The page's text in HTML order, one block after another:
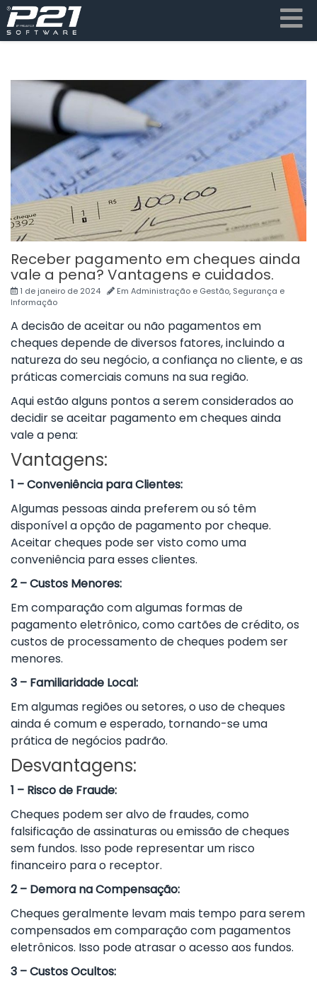
Receber pagamento em cheques ainda
vale a pena? Vantagens e cuidados.
1 de janeiro de 2024 Em Administração e Gestão, Segurança e
Informação
A decisão de aceitar ou não pagamentos em
cheques depende de diversos fatores, incluindo a
natureza do seu negócio, a confiança no cliente, e as
práticas comerciais comuns na sua região.
Aqui estão alguns pontos a serem considerados ao
decidir se aceitar pagamento em cheques ainda
vale a pena:
Vantagens:
1 – Conveniência para Clientes:
Algumas pessoas ainda preferem ou só têm
disponível a opção de pagamento por cheque.
Aceitar cheques pode ser visto como uma
conveniência para esses clientes.
2 – Custos Menores:
Em comparação com algumas formas de
pagamento eletrônico, como cartões de crédito, os
custos de processamento de cheques podem ser
menores.
3 – Familiaridade Local:
Em algumas regiões ou setores, o uso de cheques
ainda é comum e esperado, tornando-se uma
prática de negócios padrão.
Desvantagens:
1 – Risco de Fraude:
Cheques podem ser alvo de fraudes, como
falsificação de assinaturas ou emissão de cheques
sem fundos. Isso pode representar um risco
financeiro para o receptor.
2 – Demora na Compensação:
Cheques geralmente levam mais tempo para serem
compensados em comparação com pagamentos
eletrônicos. Isso pode atrasar o acesso aos fundos.
3 – Custos Ocultos: